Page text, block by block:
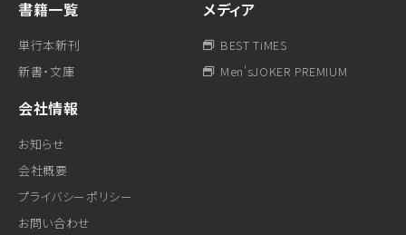
書籍一覧
単行本新刊
新書・文庫
メディア
BEST TiMES
Men'sJOKER PREMIUM
会社情報
お知らせ
会社概要
プライバシーポリシー
お問い合わせ